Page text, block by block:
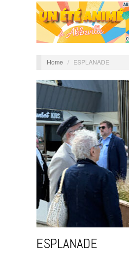
Home / ESPLANADE
ESPLANADE